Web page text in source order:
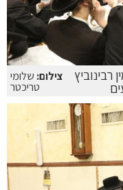
רבינוביץ צילום: שלומי
טריכטר